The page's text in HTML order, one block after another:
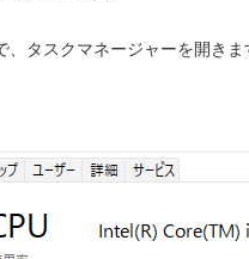
タスクマネージャーを開きま